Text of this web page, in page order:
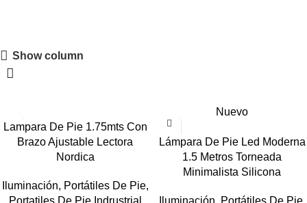
Show column
Lampara De Pie 1.75mts Con
Brazo Ajustable Lectora
Nordica
Iluminación, Portátiles De Pie,
Portatiles De Pie Indrustrial
Nuevo
Lámpara De Pie Led Moderna
1.5 Metros Torneada
Minimalista Silicona
Iluminación, Portátiles De Pie,